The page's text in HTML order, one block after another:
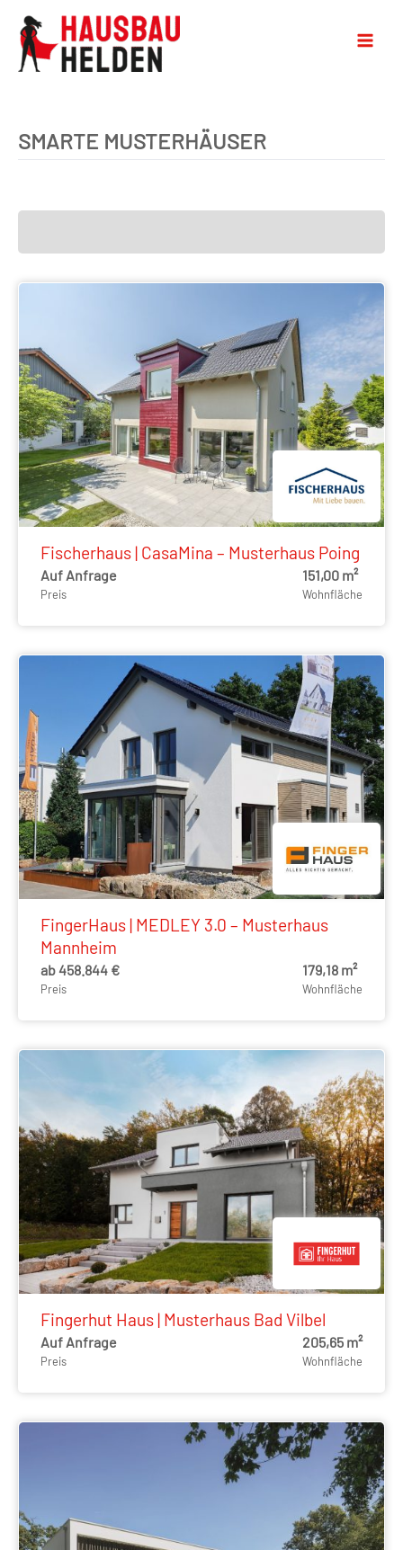
SMARTE MUSTERHÄUSER
Fischerhaus | CasaMina – Musterhaus Poing
Auf Anfrage
Preis
151,00 m²
Wohnfläche
FingerHaus | MEDLEY 3.0 – Musterhaus
Mannheim
ab 458.844 €
Preis
179,18 m²
Wohnfläche
Fingerhut Haus | Musterhaus Bad Vilbel
Auf Anfrage
Preis
205,65 m²
Wohnfläche